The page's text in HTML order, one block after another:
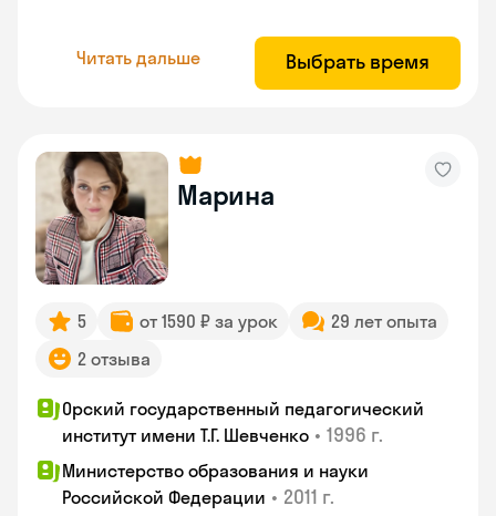
Читать дальше Выбрать время
Марина
5 от 1590 ₽ за урок
29 лет опыта
2 отзыва
Орский государственный педагогический
институт имени Т.Г. Шевченко • 1996 г.
Министерство образования и науки
Российской Федерации • 2011 г.